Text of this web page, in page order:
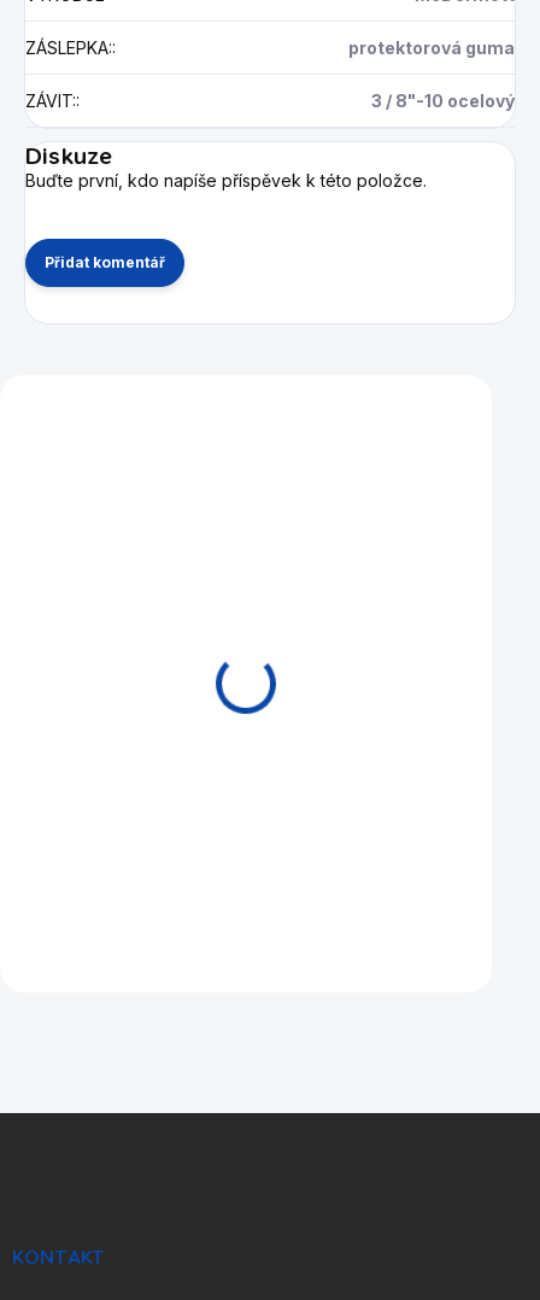
ZÁSLEPKA:: protektorová guma
ZÁVIT:: 3 / 8"-10 ocelový
Diskuze
Buďte první, kdo napíše příspěvek k této položce.
Přidat komentář
KONTAKT